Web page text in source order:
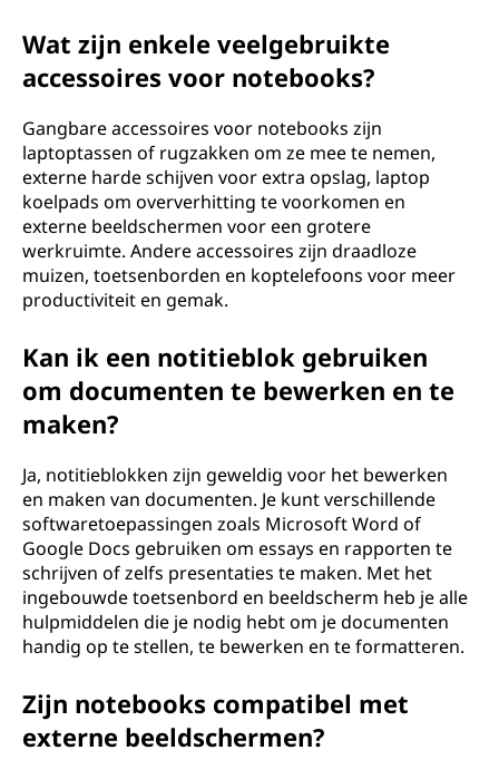
Wat zijn enkele veelgebruikte
accessoires voor notebooks?
Gangbare accessoires voor notebooks zijn
laptoptassen of rugzakken om ze mee te nemen,
externe harde schijven voor extra opslag, laptop
koelpads om oververhitting te voorkomen en
externe beeldschermen voor een grotere
werkruimte. Andere accessoires zijn draadloze
muizen, toetsenborden en koptelefoons voor meer
productiviteit en gemak.
Kan ik een notitieblok gebruiken
om documenten te bewerken en te
maken?
Ja, notitieblokken zijn geweldig voor het bewerken
en maken van documenten. Je kunt verschillende
softwaretoepassingen zoals Microsoft Word of
Google Docs gebruiken om essays en rapporten te
schrijven of zelfs presentaties te maken. Met het
ingebouwde toetsenbord en beeldscherm heb je alle
hulpmiddelen die je nodig hebt om je documenten
handig op te stellen, te bewerken en te formatteren.
Zijn notebooks compatibel met
externe beeldschermen?